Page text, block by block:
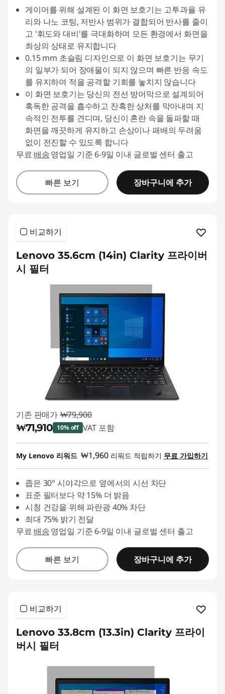
게이머를 위해 설계된 이 화면 보호기는 고투과율 유
리와 나노 코팅, 저반사 범위가 결합되어 반사를 줄이
고 '휘도와 대비'를 극대화하며 모든 환경에서 화면을
최상의 상태로 유지합니다
0.15 mm 초슬림 디자인으로 이 화면 보호기는 무기
의 일부가 되어 장애물이 되지 않으며 빠른 반응 속도
를 유지하여 적을 공격할 기회를 놓치지 않습니다
이 화면 보호기는 당신의 전선 방어막으로 설계되어
혹독한 공격을 흡수하고 잔혹한 상처를 막아내며 지
속적인 전투를 견디며, 당신이 혼란 속을 돌파할 때
화면을 깨끗하게 유지하고 손상이나 패배의 두려움
없이 전진할 수 있도록 합니다
무료 배송영업일 기준 6-9일 이내 글로벌 센터 출고
빠른 보기 장바구니에 추가
비교하기
Lenovo 35.6cm (14in) Clarity 프라이버
시 필터
기존 판매가 ₩79,900
₩71,910 10% off VAT 포함
즉시 할인: :-₩7,990
My Lenovo 리워드 ₩1,960 리워드 적립하기 무료 가입하기
좁은 30° 시야각으로 옆에서의 시선 차단
표준 필터보다 약 15% 더 밝음
시청 건강을 위해 파란광 40% 차단
최대 75% 밝기 전달
무료 배송영업일 기준 6-9일 이내 글로벌 센터 출고
빠른 보기 장바구니에 추가
비교하기
Lenovo 33.8cm (13.3in) Clarity 프라이
버시 필터